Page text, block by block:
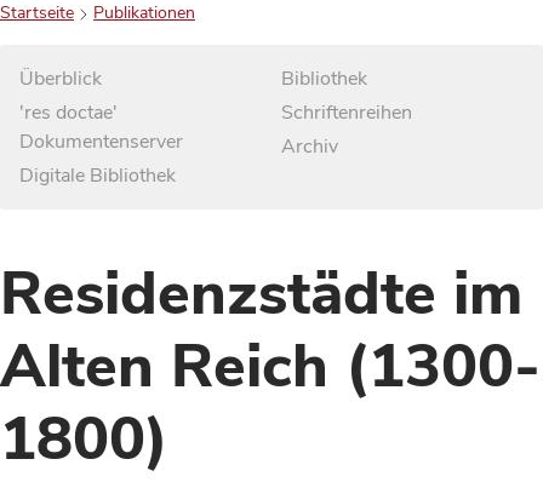
Startseite Publikationen
Überblick
'res doctae'
Dokumentenserver
Digitale Bibliothek
Bibliothek
Schriftenreihen
Archiv
Residenzstädte im
Alten Reich (1300-
1800)